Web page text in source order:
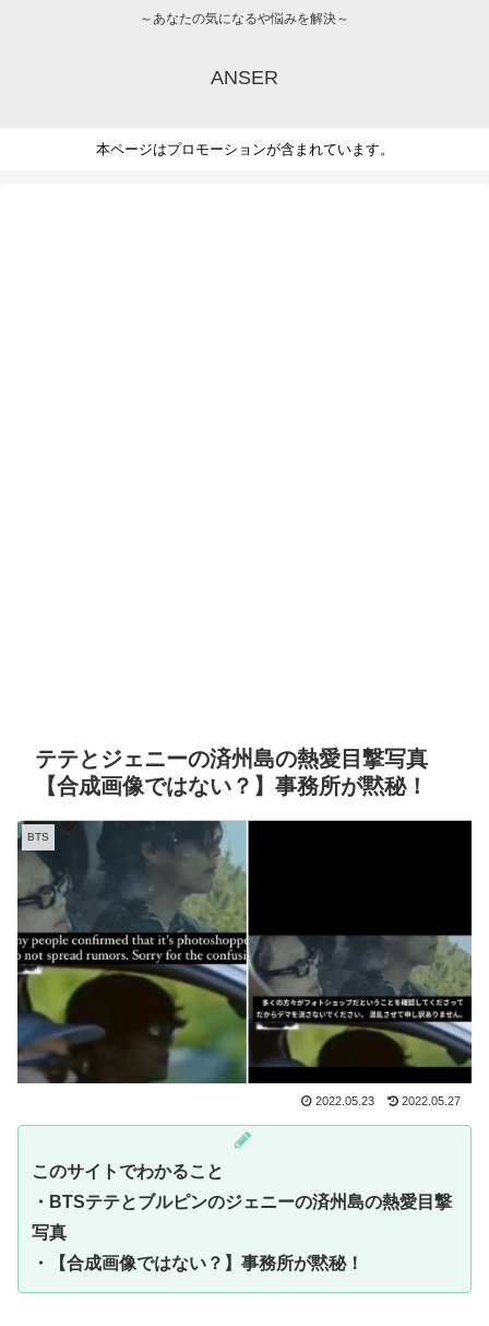
～あなたの気になるや悩みを解決～
ANSER
本ページはプロモーションが含まれています。
テテとジェニーの済州島の熱愛目撃写真
【合成画像ではない？】事務所が黙秘！
BTS
2022.05.23 2022.05.27
このサイトでわかること
・BTSテテとブルピンのジェニーの済州島の熱愛目撃
写真
・
【合成画像ではない？】事務所が黙秘！